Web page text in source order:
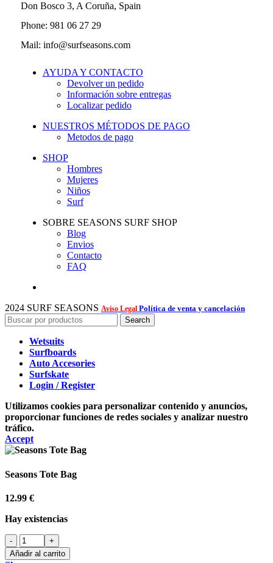
Don Bosco 3, A Coruña, Spain
Phone: 981 06 27 29
Mail: info@surfseasons.com
AYUDA Y CONTACTO
Devolver un pedido
Información sobre entregas
Localizar pedido
NUESTROS MÉTODOS DE PAGO
Metodos de pago
SHOP
Hombres
Mujeres
Niños
Surf
SOBRE SEASONS SURF SHOP
Blog
Envios
Contacto
FAQ
2024 SURF SEASONS Aviso Legal Política de venta y cancelación
Search
Wetsuits
Surfboards
Auto Accesories
Surfskate
Login / Register
Utilizamos cookies para personalizar contenido y anuncios,
proporcionar funciones de redes sociales y analizar nuestro
tráfico.
Accept
Seasons Tote Bag
12.99 €
Hay existencias
Seasons
Tote
Bag
Añadir al carrito